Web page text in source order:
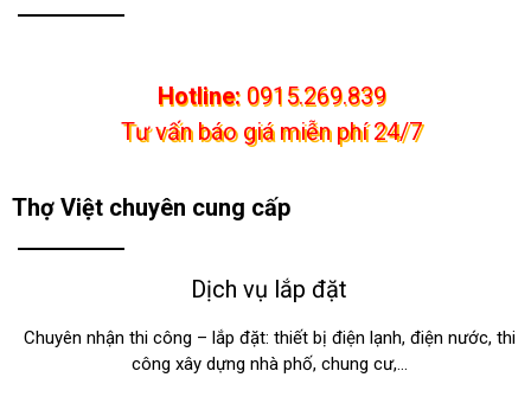
Hotline:0915.269.839
Tư vấn báo giá miễn phí 24/7
Thợ Việt chuyên cung cấp
Dịch vụ lắp đặt
Chuyên nhận thi công – lắp đặt: thiết bị điện lạnh, điện nước, thi
công xây dựng nhà phố, chung cư,…